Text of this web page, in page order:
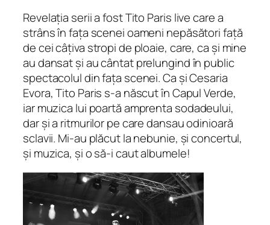
Revelația serii a fost Tito Paris livecare a
strâns în fața scenei oameni nepăsători față
de cei câțiva stropi de ploaie, care, ca și mine
au dansat și au cântat prelungind în public
spectacolul din fața scenei. Ca și Cesaria
Evora, Tito Paris s-a născut în Capul Verde,
iar muzica lui poartă amprenta sodadeului,
dar și a ritmurilor pe care dansau odinioară
sclavii. Mi-au plăcut la nebunie, și concertul,
și muzica, și o să-i caut albumele!